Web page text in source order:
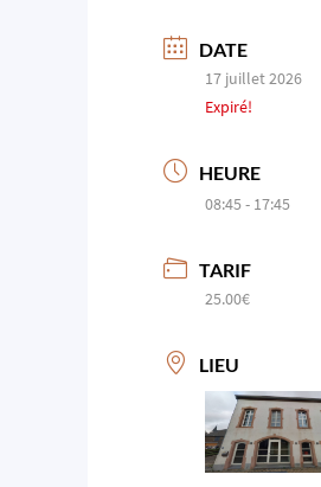
DATE
17 juillet 2026
Expiré!
HEURE
08:45 - 17:45
TARIF
25.00€
LIEU